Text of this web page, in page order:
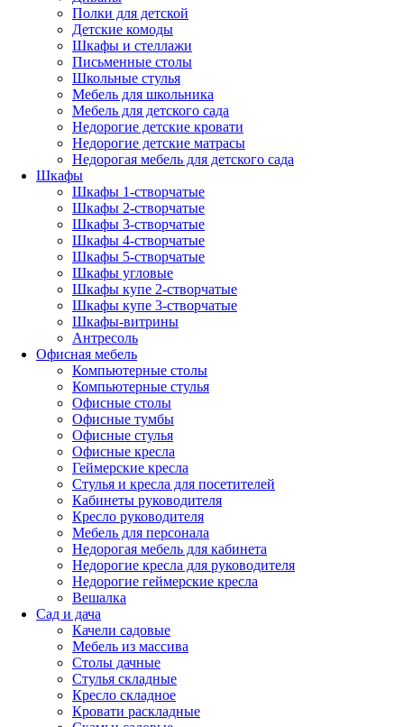
Полки для детской
Детские комоды
Шкафы и стеллажи
Письменные столы
Школьные стулья
Мебель для школьника
Мебель для детского сада
Недорогие детские кровати
Недорогие детские матрасы
Недорогая мебель для детского сада
Шкафы
Шкафы 1-створчатые
Шкафы 2-створчатые
Шкафы 3-створчатые
Шкафы 4-створчатые
Шкафы 5-створчатые
Шкафы угловые
Шкафы купе 2-створчатые
Шкафы купе 3-створчатые
Шкафы-витрины
Антресоль
Офисная мебель
Компьютерные столы
Компьютерные стулья
Офисные столы
Офисные тумбы
Офисные стулья
Офисные кресла
Геймерские кресла
Стулья и кресла для посетителей
Кабинеты руководителя
Кресло руководителя
Мебель для персонала
Недорогая мебель для кабинета
Недорогие кресла для руководителя
Недорогие геймерские кресла
Вешалка
Сад и дача
Качели садовые
Мебель из массива
Столы дачные
Стулья складные
Кресло складное
Кровати раскладные